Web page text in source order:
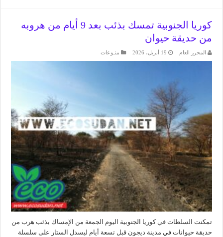
كوريا الجنوبية تمسك بذئب بعد 9 أيام من هروبه
من حديقة حيوان
المحرر العام 19 أبريل، 2026 منـوعات
تمكنت السلطات في كوريا الجنوبية اليوم الجمعة من الإمساك بذئب هرب من
حديقة حيوانات في مدينة ​ديجون قبل تسعة أيام ليسدل الستار على سلسلة